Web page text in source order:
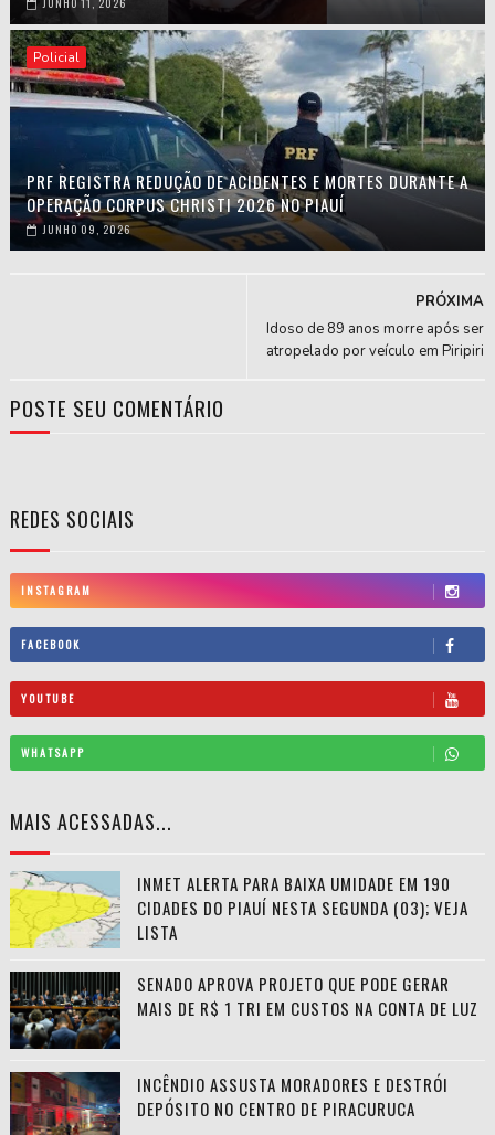
Policial
PRF REGISTRA REDUÇÃO DE ACIDENTES E MORTES DURANTE A
OPERAÇÃO CORPUS CHRISTI 2026 NO PIAUÍ
JUNHO 09, 2026
PRÓXIMA
Idoso de 89 anos morre após ser
atropelado por veículo em Piripiri
POSTE SEU COMENTÁRIO
REDES SOCIAIS
INSTAGRAM
FACEBOOK
YOUTUBE
WHATSAPP
MAIS ACESSADAS...
INMET ALERTA PARA BAIXA UMIDADE EM 190
CIDADES DO PIAUÍ NESTA SEGUNDA (03); VEJA
LISTA
SENADO APROVA PROJETO QUE PODE GERAR
MAIS DE R$ 1 TRI EM CUSTOS NA CONTA DE LUZ
INCÊNDIO ASSUSTA MORADORES E DESTRÓI
DEPÓSITO NO CENTRO DE PIRACURUCA